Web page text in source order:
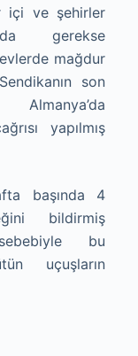
içi ve şehirler
gerekse
mağdur
son
yapılmış
başında 4
bildirmiş
bu
uçuşların